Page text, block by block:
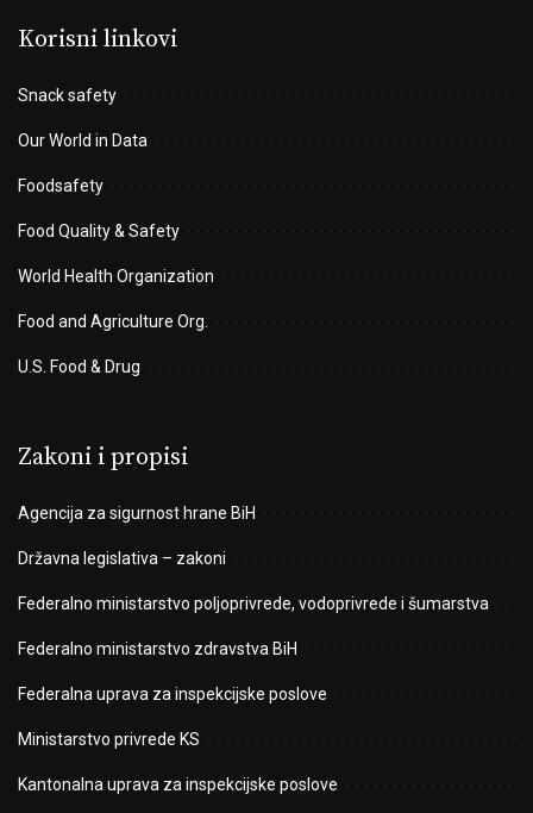
Korisni linkovi
Snack safety
Our World in Data
Foodsafety
Food Quality & Safety
World Health Organization
Food and Agriculture Org.
U.S. Food & Drug
Zakoni i propisi
Agencija za sigurnost hrane BiH
Državna legislativa – zakoni
Federalno ministarstvo poljoprivrede, vodoprivrede i šumarstva
Federalno ministarstvo zdravstva BiH
Federalna uprava za inspekcijske poslove
Ministarstvo privrede KS
Kantonalna uprava za inspekcijske poslove